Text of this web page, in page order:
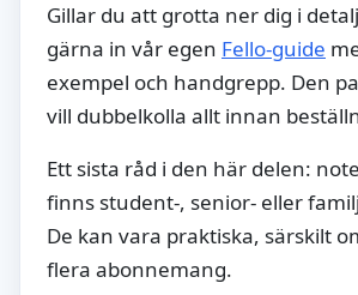
Gillar du att grotta ner dig i
gärna in vår egen Fello-guide
exempel och handgrepp. Den
vill dubbelkolla allt innan
Ett sista råd i den här delen:
finns student-, senior- eller
De kan vara praktiska, särskilt
flera abonnemang.